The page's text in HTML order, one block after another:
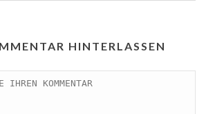
HINTERLASSEN